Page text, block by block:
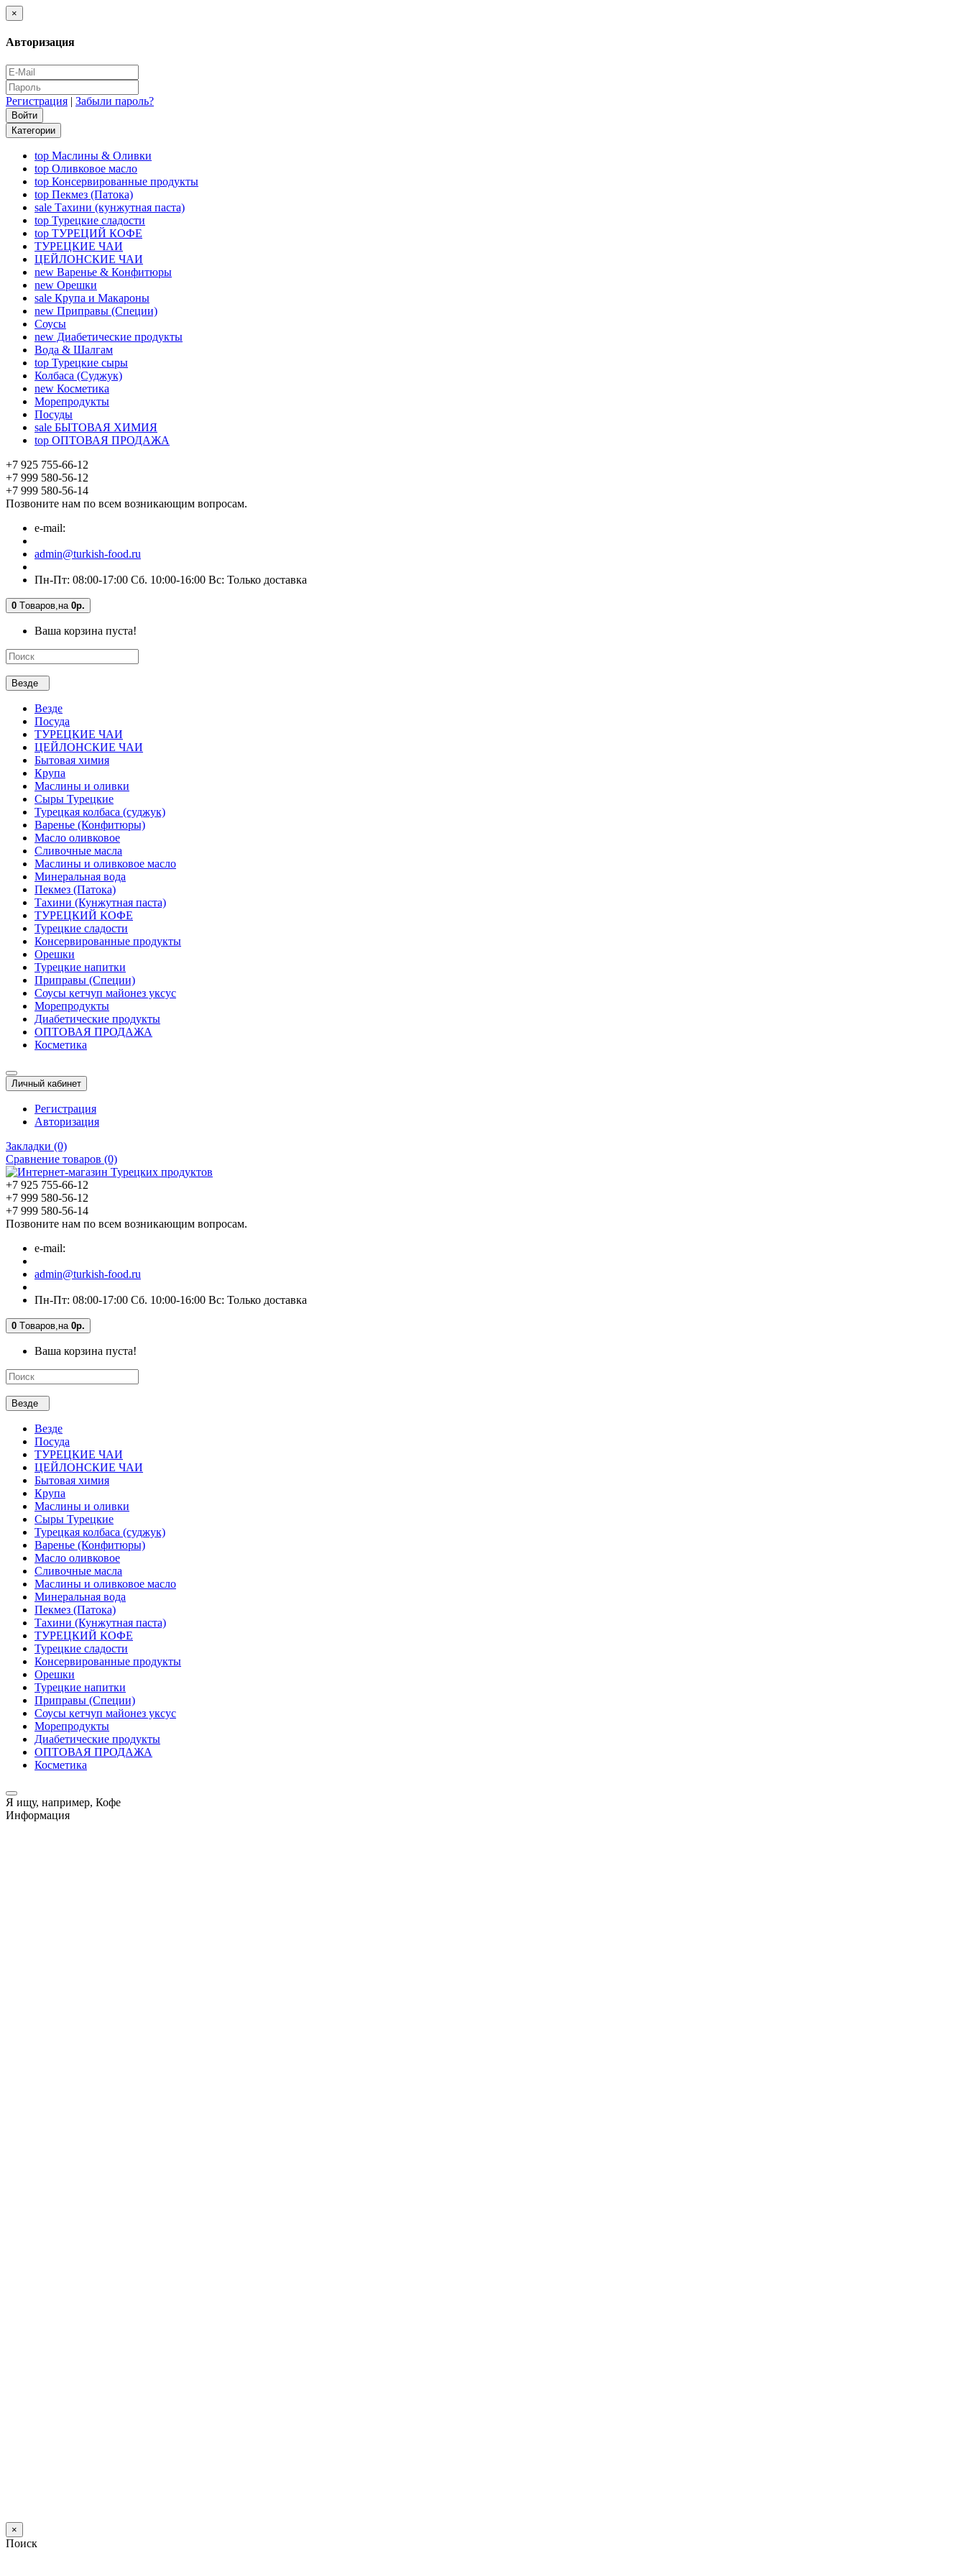
×
Авторизация
Регистрация | Забыли пароль?
Категории
top Маслины & Оливки
top Оливковое масло
top Консервированные продукты
top Пекмез (Патока)
sale Тахини (кунжутная паста)
top Турецкие сладости
top ТУРЕЦИЙ КОФЕ
ТУРЕЦКИЕ ЧАИ
ЦЕЙЛОНСКИЕ ЧАИ
new Варенье & Конфитюры
new Орешки
sale Крупа и Макароны
new Приправы (Специи)
Соусы
new Диабетические продукты
Вода & Шалгам
top Турецкие сыры
Колбаса (Суджук)
new Косметика
Морепродукты
Посуды
sale БЫТОВАЯ ХИМИЯ
top ОПТОВАЯ ПРОДАЖА
+7 925 755-66-12
+7 999 580-56-12
+7 999 580-56-14
Позвоните нам по всем возникающим вопросам.
e-mail:
admin@turkish-food.ru
Пн-Пт: 08:00-17:00 Сб. 10:00-16:00 Вс: Только доставка
0 Tоваров, на 0р.
Ваша корзина пуста!
Везде
Везде
Посуда
ТУРЕЦКИЕ ЧАИ
ЦЕЙЛОНСКИЕ ЧАИ
Бытовая химия
Крупа
Маслины и оливки
Сыры Турецкие
Турецкая колбаса (суджук)
Варенье (Конфитюры)
Масло оливковое
Сливочные масла
Маслины и оливковое масло
Минеральная вода
Пекмез (Патока)
Тахини (Кунжутная паста)
ТУРЕЦКИЙ КОФЕ
Турецкие сладости
Консервированные продукты
Орешки
Турецкие напитки
Приправы (Специи)
Соусы кетчуп майонез уксус
Морепродукты
Диабетические продукты
ОПТОВАЯ ПРОДАЖА
Косметика
Личный кабинет
Регистрация
Авторизация
Закладки (0)
Сравнение товаров (0)
+7 925 755-66-12
+7 999 580-56-12
+7 999 580-56-14
Позвоните нам по всем возникающим вопросам.
e-mail:
admin@turkish-food.ru
Пн-Пт: 08:00-17:00 Сб. 10:00-16:00 Вс: Только доставка
0 Tоваров, на 0р.
Ваша корзина пуста!
Везде
Везде
Посуда
ТУРЕЦКИЕ ЧАИ
ЦЕЙЛОНСКИЕ ЧАИ
Бытовая химия
Крупа
Маслины и оливки
Сыры Турецкие
Турецкая колбаса (суджук)
Варенье (Конфитюры)
Масло оливковое
Сливочные масла
Маслины и оливковое масло
Минеральная вода
Пекмез (Патока)
Тахини (Кунжутная паста)
ТУРЕЦКИЙ КОФЕ
Турецкие сладости
Консервированные продукты
Орешки
Турецкие напитки
Приправы (Специи)
Соусы кетчуп майонез уксус
Морепродукты
Диабетические продукты
ОПТОВАЯ ПРОДАЖА
Косметика
Я ищу, например, Кофе
Информация
×
Поиск